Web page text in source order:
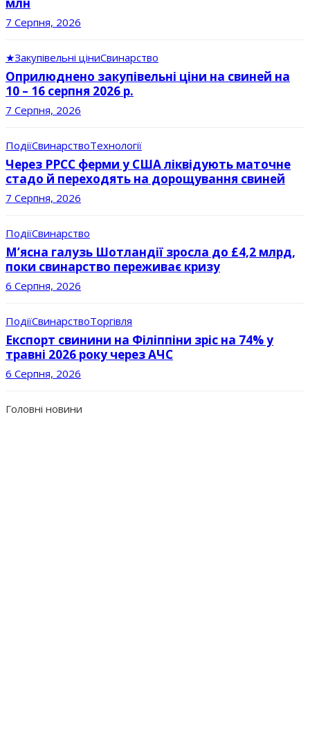
млн
7 Серпня, 2026
★Закупівельні ціниСвинарство
Оприлюднено закупівельні ціни на свиней на
10 – 16 серпня 2026 р.
7 Серпня, 2026
ПодіїСвинарствоТехнології
Через РРСС ферми у США ліквідують маточне
стадо й переходять на дорощування свиней
7 Серпня, 2026
ПодіїСвинарство
М’ясна галузь Шотландії зросла до £4,2 млрд,
поки свинарство переживає кризу
6 Серпня, 2026
ПодіїСвинарствоТоргівля
Експорт свинини на Філіппіни зріс на 74% у
травні 2026 року через АЧС
6 Серпня, 2026
Головні новини